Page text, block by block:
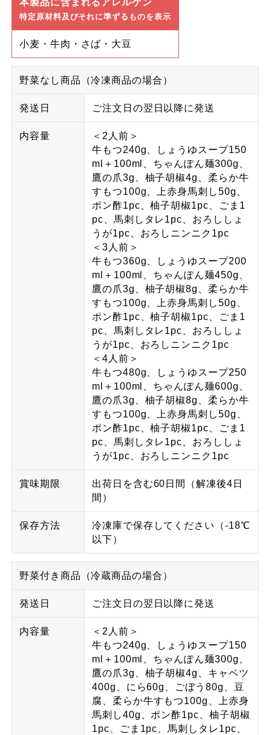
本製品に含まれるアレルゲン
特定原材料及びそれに準ずるものを表示
小麦・牛肉・さば・大豆
野菜なし商品（冷凍商品の場合）
発送日 ご注文日の翌日以降に発送
内容量
＜2人前＞
牛もつ240g、しょうゆスープ150
ml＋100ml、ちゃんぽん麺300g、
鷹の爪3g、柚子胡椒4g、柔らか牛
すもつ100g、上赤身馬刺し50g、
ポン酢1pc、柚子胡椒1pc、ごま1
pc、馬刺しタレ1pc、おろししょ
うが1pc、おろしニンニク1pc
＜3人前＞
牛もつ360g、しょうゆスープ200
ml＋100ml、ちゃんぽん麺450g、
鷹の爪3g、柚子胡椒8g、柔らか牛
すもつ100g、上赤身馬刺し50g、
ポン酢1pc、柚子胡椒1pc、ごま1
pc、馬刺しタレ1pc、おろししょ
うが1pc、おろしニンニク1pc
＜4人前＞
牛もつ480g、しょうゆスープ250
ml＋100ml、ちゃんぽん麺600g、
鷹の爪3g、柚子胡椒8g、柔らか牛
すもつ100g、上赤身馬刺し50g、
ポン酢1pc、柚子胡椒1pc、ごま1
pc、馬刺しタレ1pc、おろししょ
うが1pc、おろしニンニク1pc
賞味期限
出荷日を含む60日間（解凍後4日
間）
保存方法
冷凍庫で保存してください（-18℃
以下）
野菜付き商品（冷蔵商品の場合）
発送日 ご注文日の翌日以降に発送
内容量
＜2人前＞
牛もつ240g、しょうゆスープ150
ml＋100ml、ちゃんぽん麺300g、
鷹の爪3g、柚子胡椒4g、キャベツ
400g、にら60g、ごぼう80g、豆
腐、柔らか牛すもつ100g、上赤身
馬刺し40g、ポン酢1pc、柚子胡椒
1pc、ごま1pc、馬刺しタレ1pc、